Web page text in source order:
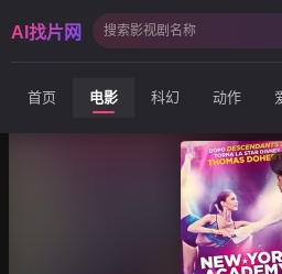
AI找片网
首页 电影 科幻 动作